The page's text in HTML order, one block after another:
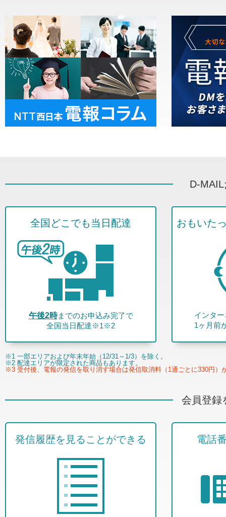
D-
全国どこでも当日配達
午後2時までのお申込み完了で
全国当日配達※1※2
おもいた
インタ
1ヶ月前
※1 一部エリアおよび年末年始（12/31～1/3）を除く。
※2 配達エリアが限定された商品もあります。
※3 受付後、電報の発信を取り消す場合は発信取消料（1通ごとに330円）
会員登録
発信履歴を見ることができる 電話